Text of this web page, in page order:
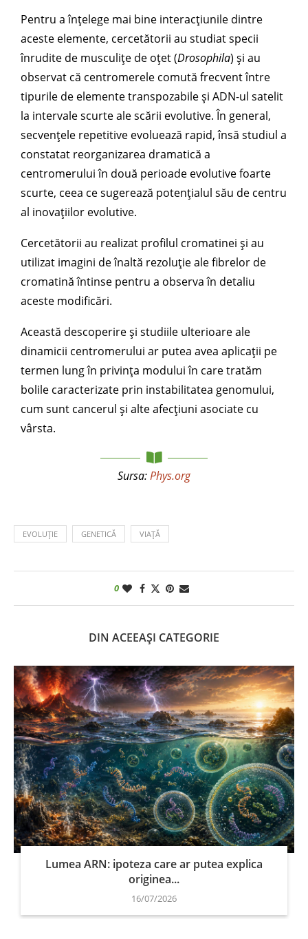
Pentru a înțelege mai bine interacțiunile dintre
aceste elemente, cercetătorii au studiat specii
înrudite de musculițe de oțet (Drosophila) și au
observat că centromerele comută frecvent între
tipurile de elemente transpozabile și ADN-ul satelit
la intervale scurte ale scării evolutive. În general,
secvențele repetitive evoluează rapid, însă studiul a
constatat reorganizarea dramatică a
centromerului în două perioade evolutive foarte
scurte, ceea ce sugerează potențialul său de centru
al inovațiilor evolutive.
Cercetătorii au realizat profilul cromatinei și au
utilizat imagini de înaltă rezoluție ale fibrelor de
cromatină întinse pentru a observa în detaliu
aceste modificări.
Această descoperire și studiile ulterioare ale
dinamicii centromerului ar putea avea aplicații pe
termen lung în privința modului în care tratăm
bolile caracterizate prin instabilitatea genomului,
cum sunt cancerul și alte afecțiuni asociate cu
vârsta.
Sursa:Phys.org
EVOLUȚIE GENETICĂ VIAȚĂ
0
DIN ACEEAȘI CATEGORIE
Lumea ARN: ipoteza care ar putea explica
originea...
16/07/2026